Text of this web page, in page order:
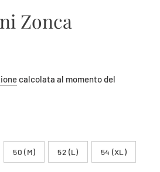
Zonca
calcolata al momento del
50 (M) 52 (L) 54 (XL)